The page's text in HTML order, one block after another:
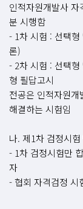
인적자원개발사
분 시행함
- 1차 시험 : 선택
론)
- 2차 시험 : 선택
형 필답고시
전공은 인적자원
해결하는 시험임
나. 제1차 검정시
- 1차 검정시험만
자
- 협회 자격검정 시